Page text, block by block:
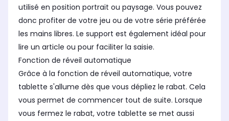
utilisé en position portrait ou paysage. Vous pouvez
donc profiter de votre jeu ou de votre série préférée
les mains libres. Le support est également idéal pour
lire un article ou pour faciliter la saisie.
Fonction de réveil automatique
Grâce à la fonction de réveil automatique, votre
tablette s'allume dès que vous dépliez le rabat. Cela
vous permet de commencer tout de suite. Lorsque
vous fermez le rabat, votre tablette se met aussi